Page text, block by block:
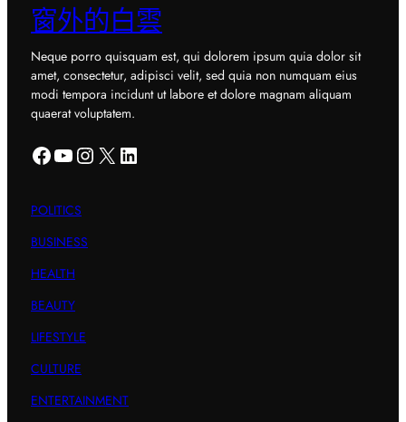
窗外的白雲
Neque porro quisquam est, qui dolorem ipsum quia dolor sit
amet, consectetur, adipisci velit, sed quia non numquam eius
modi tempora incidunt ut labore et dolore magnam aliquam
quaerat voluptatem.
Facebook YouTube Instagram X LinkedIn
POLITICS
BUSINESS
HEALTH
BEAUTY
LIFESTYLE
CULTURE
ENTERTAINMENT